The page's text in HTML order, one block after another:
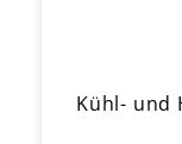
Kühl- und